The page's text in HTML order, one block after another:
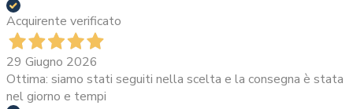
Acquirente verificato
29 Giugno 2026
Ottima: siamo stati seguiti nella scelta e la consegna è stata
nel giorno e tempi